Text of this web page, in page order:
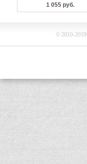
1 055 руб.
©2010-2019